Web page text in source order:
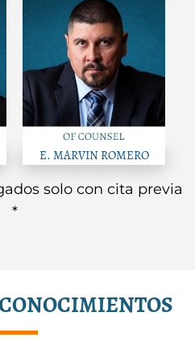
E. MARVIN ROMERO
solo con cita previa
*